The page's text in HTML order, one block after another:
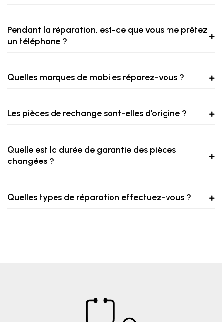
Pendant la réparation, est-ce que vous me prêtez
un téléphone ?
Quelles marques de mobiles réparez-vous ?
Les pièces de rechange sont-elles d’origine ?
Quelle est la durée de garantie des pièces
changées ?
Quelles types de réparation effectuez-vous ?